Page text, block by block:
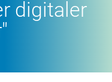
digitaler